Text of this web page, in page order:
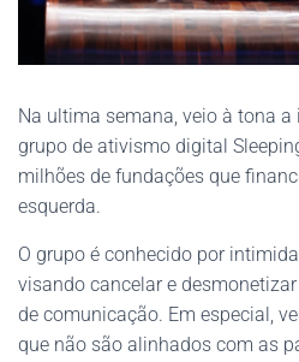
Na ultima semana, veio à tona
grupo de ativismo digital
milhões de fundações que
esquerda.
O grupo é conhecido por
visando cancelar e
de comunicação. Em especial,
que não são alinhados com as